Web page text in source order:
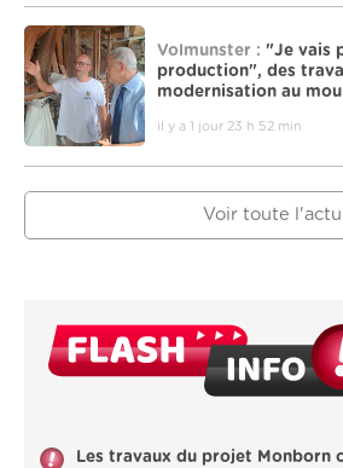
Volmunster : "Je vais
production", des
modernisation au
il y a 1 jour 23 h 52 min
Voir toute l'actu
Les travaux du projet Monborn